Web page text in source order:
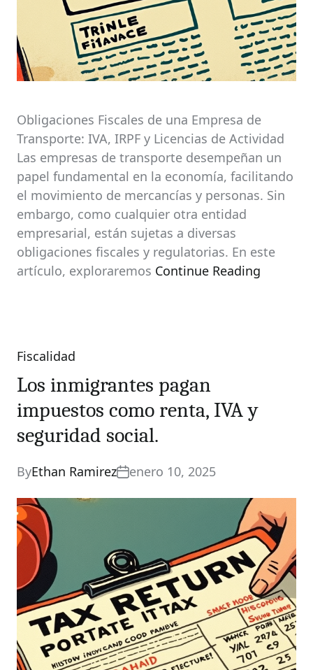
Obligaciones Fiscales de una Empresa de
Transporte: IVA, IRPF y Licencias de Actividad
Las empresas de transporte desempeñan un
papel fundamental en la economía, facilitando
el movimiento de mercancías y personas. Sin
embargo, como cualquier otra entidad
empresarial, están sujetas a diversas
obligaciones fiscales y regulatorias. En este
artículo, exploraremos Continue Reading
Categories
Fiscalidad
Los inmigrantes pagan
impuestos como renta, IVA y
seguridad social.
ByEthan Ramirez enero 10, 2025